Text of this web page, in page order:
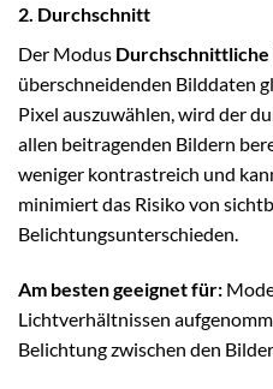
2. Durchschnitt
Der Modus Durchschnittliche
überschneidenden Bilddaten
Pixel auszuwählen, wird der
allen beitragenden Bildern
weniger kontrastreich und
minimiert das Risiko von
Belichtungsunterschieden.
Am besten geeignet für:
Lichtverhältnissen
Belichtung zwischen den